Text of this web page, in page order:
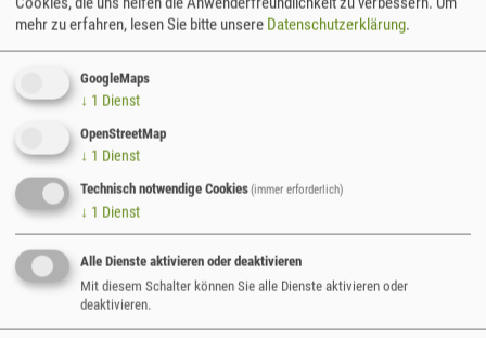
Sachsenforst einen Haftungsausschluss
unterschreiben)
Arbeiten, teilweise in Hanglage, sind
anstrengend
Der Einsatz findet nur statt, wenn die
Wälder schnee- und frostfrei sind,
ansonsten bei jedem Wetter,
ausgenommen Starkregen oder Sturm.
Datum:28.03.2026, 08.30 Uhr(wenn
witterungsbedingt nicht möglich, entfällt
der Einsatz vorerst ersatzlos)
Treffpunkt
mehr zu erfahren, lesen Sie bitte unsere Datenschutzerklärung.
GoogleMaps
↓ 1 Dienst
OpenStreetMap
↓ 1 Dienst
Technisch notwendige Cookies(immer erforderlich)
↓ 1 Dienst
Alle Dienste aktivieren oder deaktivieren
Mit diesem Schalter können Sie alle Dienste aktivieren oder
deaktivieren.